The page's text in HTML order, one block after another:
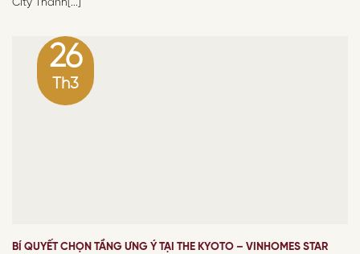
City Thanh[...]
BÍ QUYẾT CHỌN TẦNG ƯNG Ý TẠI THE KYOTO – VINHOMES STAR
26
Th3